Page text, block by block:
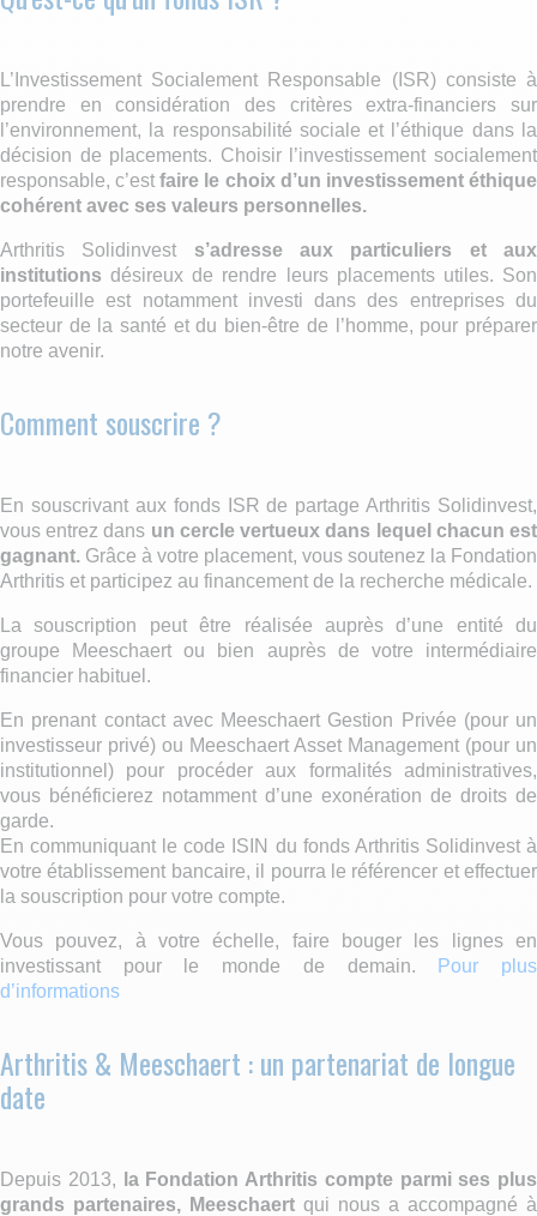
L’Investissement Socialement Responsable (ISR) consiste à
prendre en considération des critères extra-financiers sur
l’environnement, la responsabilité sociale et l’éthique dans la
décision de placements. Choisir l’investissement socialement
responsable, c’estfaire le choix d’un investissement éthique
cohérent avec ses valeurs personnelles.
Arthritis Solidinvest s’adresse aux particuliers et aux
institutions désireux de rendre leurs placements utiles. Son
portefeuille est notamment investi dans des entreprises du
secteur de la santé et du bien-être de l’homme, pour préparer
notre avenir.
Comment souscrire ?
En souscrivant aux fonds ISR de partage Arthritis Solidinvest,
vous entrez dans un cercle vertueux dans lequel chacun est
gagnant. Grâce à votre placement, vous soutenez la Fondation
Arthritis et participez au financement de la recherche médicale.
La souscription peut être réalisée auprès d’une entité du
groupe Meeschaert ou bien auprès de votre intermédiaire
financier habituel.
En prenant contact avec Meeschaert Gestion Privée (pour un
investisseur privé) ou Meeschaert Asset Management (pour un
institutionnel) pour procéder aux formalités administratives,
vous bénéficierez notamment d’une exonération de droits de
garde.
En communiquant le code ISIN du fonds Arthritis Solidinvest à
votre établissement bancaire, il pourra le référencer et effectuer
la souscription pour votre compte.
Vous pouvez, à votre échelle, faire bouger les lignes en
investissant pour le monde de demain.
Pour plus
d’informations
Arthritis & Meeschaert : un partenariat de longue
date
Depuis 2013,
la Fondation Arthritis compte parmi ses plus
grands partenaires, Meeschaert qui nous a accompagné à